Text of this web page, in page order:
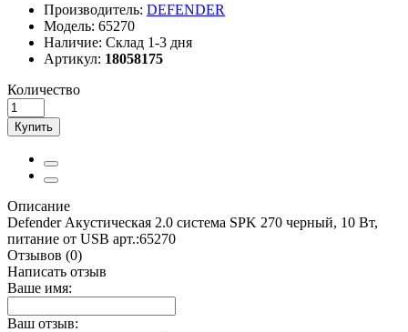
Производитель: DEFENDER
Модель: 65270
Наличие: Склад 1-3 дня
Артикул: 18058175
Количество
Купить
Описание
Defender Акустическая 2.0 система SPK 270 черный, 10 Вт,
питание от USB арт.:65270
Отзывов (0)
Написать отзыв
Ваше имя:
Ваш отзыв: